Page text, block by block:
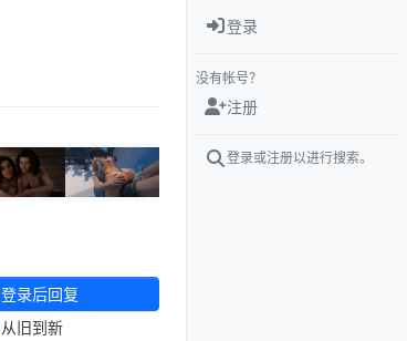
登录后回复
从旧到新
登录
没有帐号？
注册
登录或注册以进行搜索。